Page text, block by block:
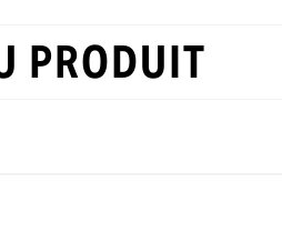
PRODUIT